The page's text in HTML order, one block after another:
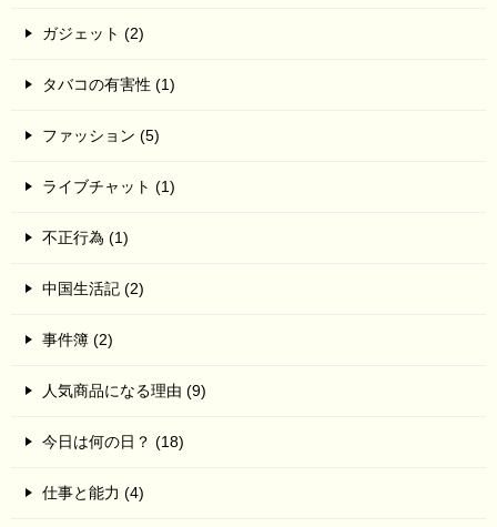
ガジェット (2)
タバコの有害性 (1)
ファッション (5)
ライブチャット (1)
不正行為 (1)
中国生活記 (2)
事件簿 (2)
人気商品になる理由 (9)
今日は何の日？ (18)
仕事と能力 (4)